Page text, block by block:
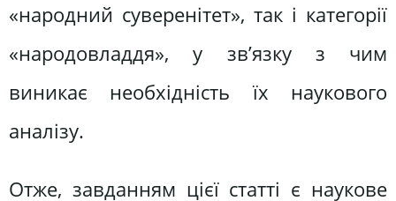
«народний суверенітет», так і категорії
«народовладдя», у зв’язку з чим
виникає необхідність їх наукового
аналізу.
Отже, завданням цієї статті є наукове